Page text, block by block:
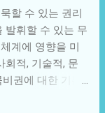
리 뛰어난 발견
퇴색될 수 있음을
때, 자율주행 기
전에 크게 의존
로를 계획하며,
. 자율주행 버스
서 최적의 경로로
할 수 있는 권리
발휘할 수 있는 무
계에 영향을 미
회적, 기술적, 문
권에 대한 기본